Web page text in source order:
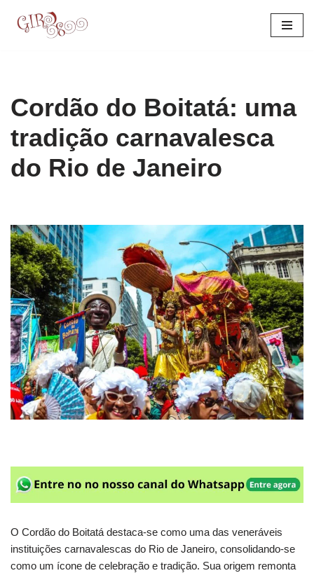
Cordão do Boitatá: uma
tradição carnavalesca
do Rio de Janeiro
O Cordão do Boitatá destaca-se como uma das veneráveis
instituições carnavalescas do Rio de Janeiro, consolidando-se
como um ícone de celebração e tradição. Sua origem remonta